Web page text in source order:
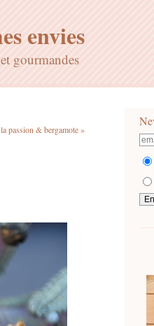
envies
gourmandes
passion & bergamote »